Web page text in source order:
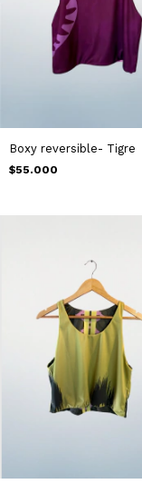
Boxy reversible- Tigre
$55.000